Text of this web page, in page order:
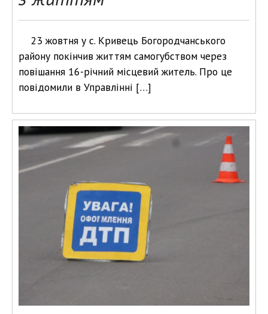
23 жовтня у с. Кривець Богородчанського
району покінчив життям самогубством через
повішання 16-річний місцевий житель. Про це
повідомили в Управлінні […]